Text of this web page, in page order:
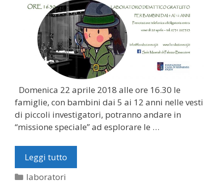
Domenica 22 aprile 2018 alle ore 16.30 le
famiglie, con bambini dai 5 ai 12 anni nelle vesti
di piccoli investigatori, potranno andare in
“missione speciale” ad esplorare le …
Leggi tutto
Categorie
laboratori